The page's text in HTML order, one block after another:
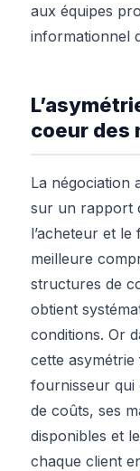
aux équipes
informationnel
coeur des
La négociation
sur un rapport
l’acheteur et le
meilleure
structures de
obtient
conditions. Or
cette
fournisseur qui
de coûts, ses
disponibles et
chaque client